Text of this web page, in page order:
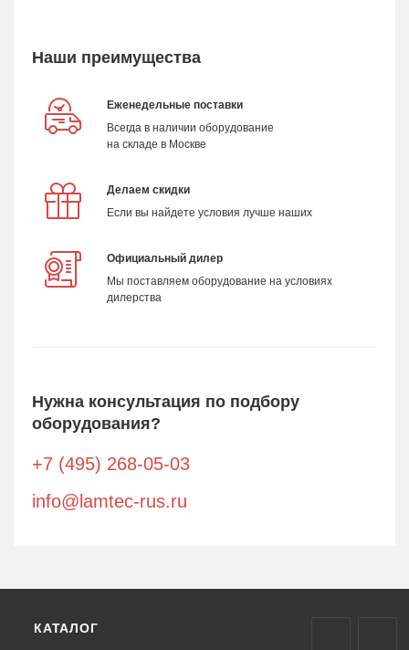
Наши преимущества
Еженедельные поставки
Всегда в наличии оборудование
на складе в Москве
Делаем скидки
Если вы найдете условия лучше наших
Официальный дилер
Мы поставляем оборудование на условиях
дилерства
Нужна консультация по подбору
оборудования?
+7 (495) 268-05-03
info@lamtec-rus.ru
КАТАЛОГ